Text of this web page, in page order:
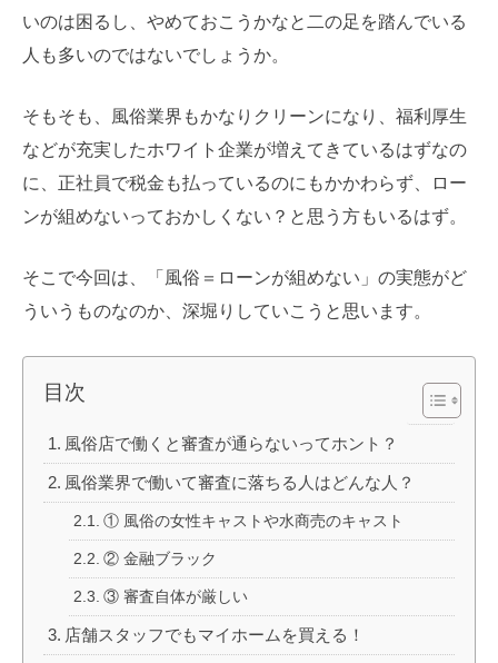
いのは困るし、やめておこうかなと二の足を踏んでいる
人も多いのではないでしょうか。
そもそも、風俗業界もかなりクリーンになり、福利厚生
などが充実したホワイト企業が増えてきているはずなの
に、正社員で税金も払っているのにもかかわらず、ロー
ンが組めないっておかしくない？と思う方もいるはず。
そこで今回は、「風俗＝ローンが組めない」の実態がど
ういうものなのか、深堀りしていこうと思います。
目次
風俗店で働くと審査が通らないってホント？
風俗業界で働いて審査に落ちる人はどんな人？
① 風俗の女性キャストや水商売のキャスト
② 金融ブラック
③ 審査自体が厳しい
店舗スタッフでもマイホームを買える！